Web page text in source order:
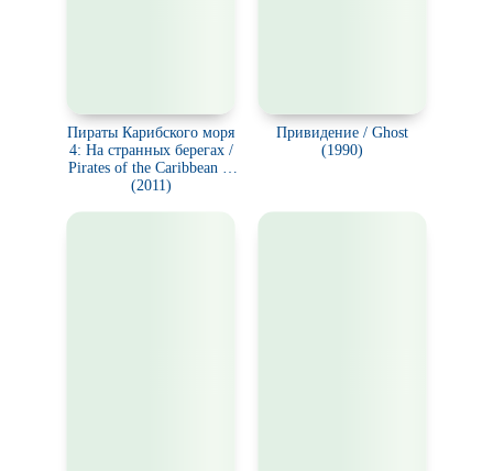
Пираты Карибского моря
4: На странных берегах /
Pirates of the Caribbean 4:
On Stranger Tides
(2011)
Привидение / Ghost
(1990)